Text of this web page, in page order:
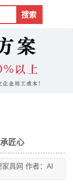
搜索
匠心
具网 作者：AI